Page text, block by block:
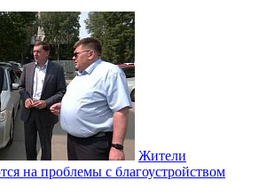
Жители
на проблемы с благоустройством